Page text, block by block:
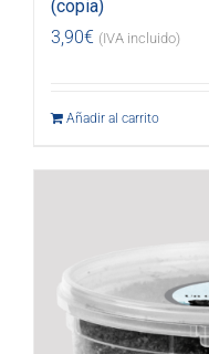
(copia)
3,90€ (IVA incluido)
Añadir al carrito